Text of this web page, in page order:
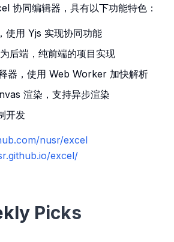
协同编辑器，具有以下功能特色：
使用 Yjs 实现协同功能
后端，纯前端的项目实现
器，使用 Web Worker 加快解析
渲染，支持异步渲染
开发
nusr/excel
excel/
Picks